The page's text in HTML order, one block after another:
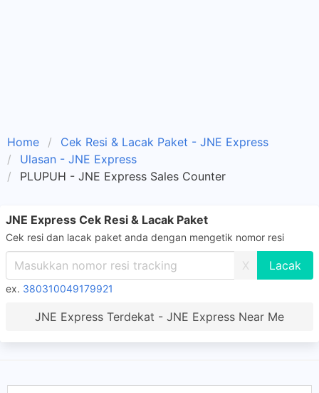
Home
Cek Resi & Lacak Paket - JNE Express
Ulasan - JNE Express
PLUPUH - JNE Express Sales Counter
JNE Express Cek Resi & Lacak Paket
Cek resi dan lacak paket anda dengan mengetik nomor resi
X
ex. 380310049179921
JNE Express Terdekat - JNE Express Near Me